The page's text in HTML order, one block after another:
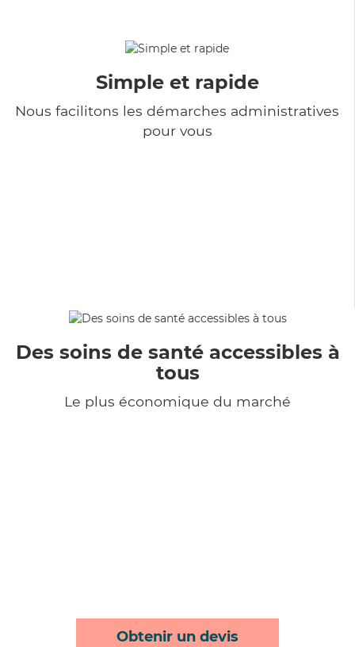
Simple et rapide
Nous facilitons les démarches administratives
pour vous
Des soins de santé accessibles à
tous
Le plus économique du marché
Obtenir un devis